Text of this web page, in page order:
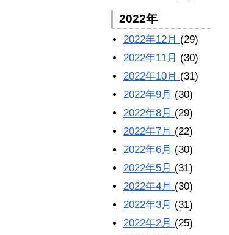
2022年
2022年12月 (29)
2022年11月 (30)
2022年10月 (31)
2022年9月 (30)
2022年8月 (29)
2022年7月 (22)
2022年6月 (30)
2022年5月 (31)
2022年4月 (30)
2022年3月 (31)
2022年2月 (25)